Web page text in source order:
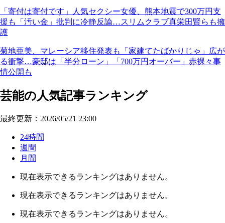
「寄付は寄付です」人気セクシー女優、熊本地震で300万円支
援も「汚い金」批判に冷静反論…スリムクラブ真栄田賢らも擁
護
菊地亜美、マレーシア移住発表も「家建てたばかりじゃ」広が
る衝撃…豪邸は「半分ローン」「700万円オーバー」赤裸々事
情公開も
芸能の人気記事ランキング
最終更新：2026/05/21 23:00
24時間
週間
月間
現在表示できるランキングはありません。
現在表示できるランキングはありません。
現在表示できるランキングはありません。